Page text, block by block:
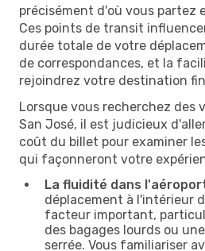
précisément d'où vous partez
Ces points de transit
durée totale de votre
de correspondances, et la
rejoindrez votre destination
Lorsque vous recherchez des
San José, il est judicieux
coût du billet pour examiner
qui façonneront votre
La fluidité dans
déplacement à l'intérieur
facteur important,
des bagages lourds ou
serrée. Vous familiariser